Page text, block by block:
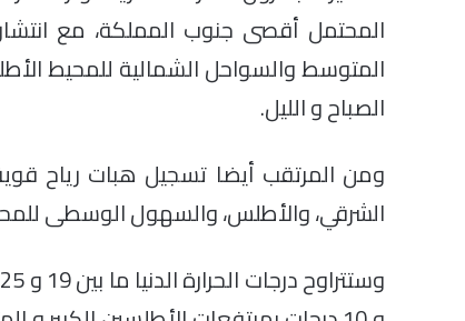
المحتمل أقصى جنوب المملكة، مع
المتوسط والسواحل الشمالية للمحيط
الصباح و الليل.
ومن المرتقب أيضا تسجيل هبات رياح
الشرقي، والأطلس، والسهول الوسطى